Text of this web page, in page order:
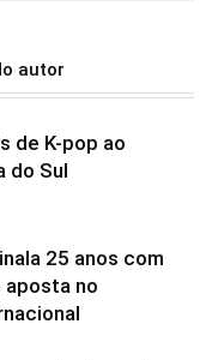
autor
de K-pop ao
do Sul
25 anos com
aposta no